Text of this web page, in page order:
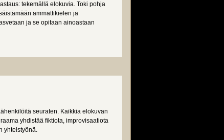
tekemällä elokuvia. Toki pohja
ammattikielen ja
ja se opitaan ainoastaan
seuraten. Kaikkia elokuvan
yhdistää fiktiota, improvisaatiota
yhteistyönä.